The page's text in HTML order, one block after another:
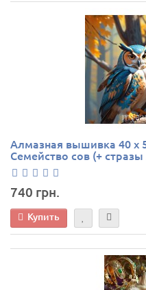
Алмазная вышивка 40 х
Семейство сов (+
740 грн.
Купить